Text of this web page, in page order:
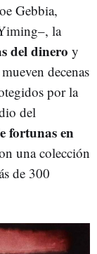
Gebbia,
la
del dinero y
decenas
por la
del
fortunas en
una colección
de 300